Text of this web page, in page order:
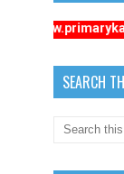
SEARCH